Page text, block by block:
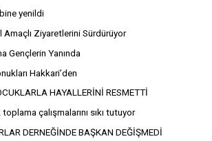
yenildi
Amaçlı Ziyaretlerini Sürdürüyor
Gençlerin Yanında
Hakkari’den
HAYALLERİNİ RESMETTİ
çalışmalarını sıkı tutuyor
DERNEĞİNDE BAŞKAN DEĞİŞMEDİ